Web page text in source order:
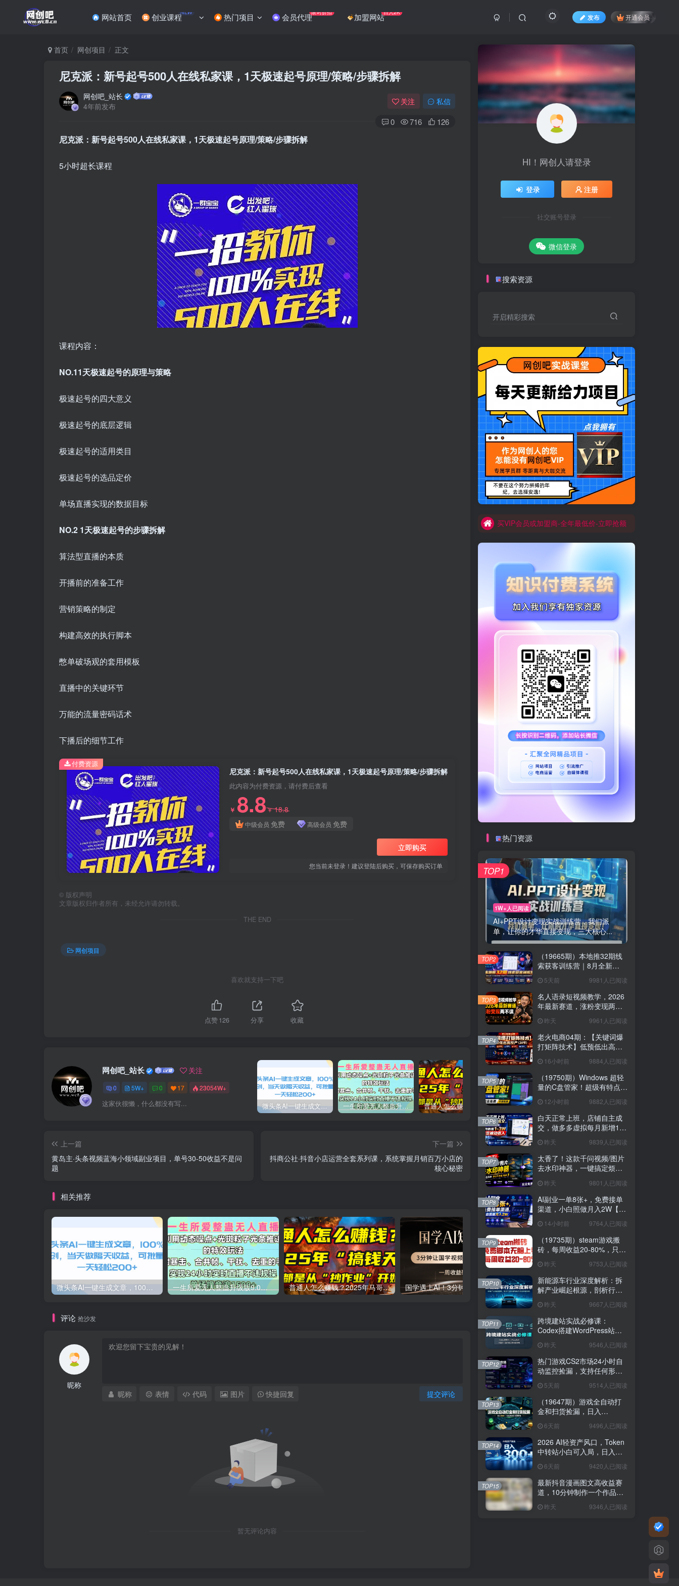
网站首页 创业课程NEW 热门项目 会员代理限时折扣 加盟网站日入2K
发布 开通会员
首页 网创项目 正文
尼克派：新号起号500人在线私家课，1天极速起号原理/策略/步骤拆解
网创吧_站长
4年前发布
关注 私信
0 716 126
尼克派：新号起号500人在线私家课，1天极速起号原理/策略/步骤拆解
5小时超长课程
课程内容：
NO.11天极速起号的原理与策略
极速起号的四大意义
极速起号的底层逻辑
极速起号的适用类目
极速起号的选品定价
单场直播实现的数据目标
NO.2 1天极速起号的步骤拆解
算法型直播的本质
开播前的准备工作
营销策略的制定
构建高效的执行脚本
憋单破场观的套用模板
直播中的关键环节
万能的流量密码话术
下播后的细节工作
尼克派：新号起号500人在线私家课，1天极速起号原理/策略/步骤拆解
此内容为付费资源，请付费后查看
￥ 8.8￥18.8
中级会员 免费 高级会员 免费
立即购买
您当前未登录！建议登陆后购买，可保存购买订单
付费资源
© 版权声明
文章版权归作者所有，未经允许请勿转载。
THE END
网创项目
喜欢就支持一下吧
点赞126 分享 收藏
网创吧_站长 关注
0 5W+ 0 17 23054W+
这家伙很懒，什么都没有写... 微头条AI一键生成文章，100%过原创，当天做隔天收益，可批量，一天轻松200+ 一生所爱无人整蛊升级版9.0，利用动态噪点+光斑粒子光条推进的特效玩法，内附暴击、合并帧、干扰、去重的手法，实现24小时实时直播不违规操，单场日入1500+，小白也能无脑驾驭 普通人怎么赚钱？2025年马哥揭秘“搞钱天条”：高手都是从“抄作业”开始的！(3步法) 国学遇上AI！3分钟让国学视频破10万播放
上一篇
黄岛主·头条视频蓝海小领域副业项目，单号30-50收益不是问
题
下一篇
抖商公社·抖音小店运营全套系列课，系统掌握月销百万小店的
核心秘密
相关推荐
微头条AI一键生成文章，100%过原创，当天做隔天收益，可批量，一天轻松200+ 一生所爱无人整蛊升级版9.0，利用动态噪点+光斑粒子光条推进的特效玩法，内附暴击、合并帧、干扰、去重的手法，实现24小时实时直播不违规操，单场日入1500+，小白也能无脑驾驭 普通人怎么赚钱？2025年马哥揭秘“搞钱天条”：高手都是从“抄作业”开始的！(3步法) 国学遇上AI！3分钟让国学视频破10万播放 粗暴有效！电商评论区引流，无店铺 + 精准 + 长期，懒人必备
评论 抢沙发
昵称
提交评论
昵称 表情 代码 图片 快捷回复
暂无评论内容
HI！网创人请登录
登录 注册
社交账号登录
微信登录
搜索资源
开启精彩搜索
买VIP会员或加盟商-全年最低价-立即抢额
网创吧-限时优惠 别错过!
买VIP会员或加盟商-全年最低价-立即抢额
网创吧-限时优惠 别错过!
热门资源
1W+人已阅读
AI+PPT设计变现实战训练营，我们派
单，让你的才华直接变现，三大核心...
TOP1
（19665期）本地推32期线
索获客训练营｜8月全新
启动搜索广告素材优化全链
路实操教学
5天前 9981人已阅读
TOP2
名人语录短视频教学，2026
年最新赛道，涨粉变现两不
昨天 9961人已阅读
TOP3
老火电商04期：【关键词爆
打矩阵技术】低预低出高投
产（20节）
16小时前 9884人已阅读
TOP4
（19750期）Windows 超轻
量的C盘管家！超级有特点，
支持磁盘分析及清理提醒，
2M大小体积，完全免费 C盘
管家
12小时前 9882人已阅读
TOP5
白天正常上班，店铺自主成
交，做多多虚拟每月新增1-
3W稳定被动收入【揭秘】
昨天 9839人已阅读
TOP6
太香了！这款千问视频/图片
去水印神器，一键搞定烦人
器拓展插件
昨天 9801人已阅读
TOP7
AI副业一单8张+，免费接单
渠道，小白照做月入2W【揭
14小时前 9764人已阅读
TOP8
（19735期）steam游戏搬
砖，每周收益20-80%，只需
万，零风险长期做
昨天 9753人已阅读
TOP9
新能源车行业深度解析：拆
解产业崛起根源，剖析行业
昨天 9667人已阅读
TOP10
跨境建站实战必修课：
Codex搭建WordPress站
量阵地
昨天 9546人已阅读
TOP11
热门游戏CS2市场24小时自
动监控捡漏，支持任何形式
手，日入300+【揭秘】
5天前 9514人已阅读
TOP12
（19647期）游戏全自动打
金和扫货捡漏，日入
可做！
6天前 9496人已阅读
TOP13
2026 AI轻资产风口，Token
中转站小白可入局，日入
6天前 9420人已阅读
TOP14
最新抖音漫画图文高收益赛
道，10分钟制作一个作品，
昨天 9346人已阅读
TOP15
欢迎访问网创吧🏹
网创吧 | 专注优质VIP网课资源分享，市面
上收费几百几千的项目资源课程这里全部都
有！
🔰 内容涵盖网赚项目、引流技术、电商运
营、脚本源码等资源，每日稳定更新10-20